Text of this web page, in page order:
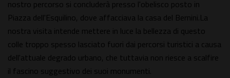
nostro percorso si concluderà presso l'obelisco posto in
Piazza dell'Esquilino, dove affacciava la casa del Bernini.La
nostra visita intende mettere in luce la bellezza di questo
colle troppo spesso lasciato fuori dai percorsi turistici a causa
dell'attuale degrado urbano, che tuttavia non riesce a scalfire
il fascino suggestivo dei suoi monumenti.